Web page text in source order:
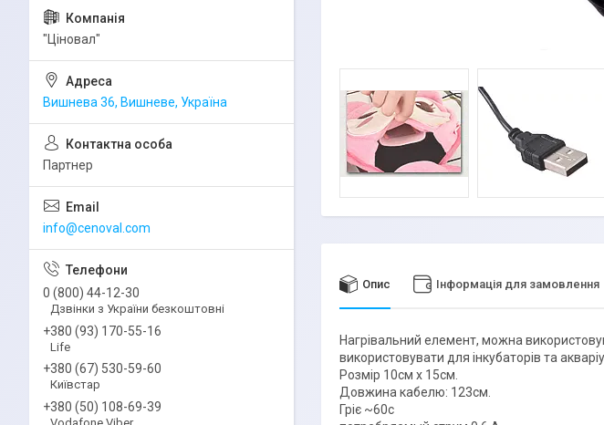
Опис Інформація для замовлення
Нагрівальний елемент, можна
використовувати для інкубаторів та
Розмір 10см x 15см.
Довжина кабелю: 123см.
Гріє ~60c
"Ціновал"
Вишнева 36, Вишневе, Україна
Партнер
info@cenoval.com
0 (800) 44-12-30
Дзвінки з України безкоштовні
+380 (93) 170-55-16
Life
+380 (67) 530-59-60
Київстар
+380 (50) 108-69-39